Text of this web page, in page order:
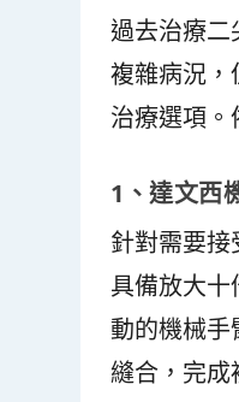
過去治療
複雜病況，
治療選項。
1 、達文西
針對需要
具備放大
動的機械手
縫合，完成